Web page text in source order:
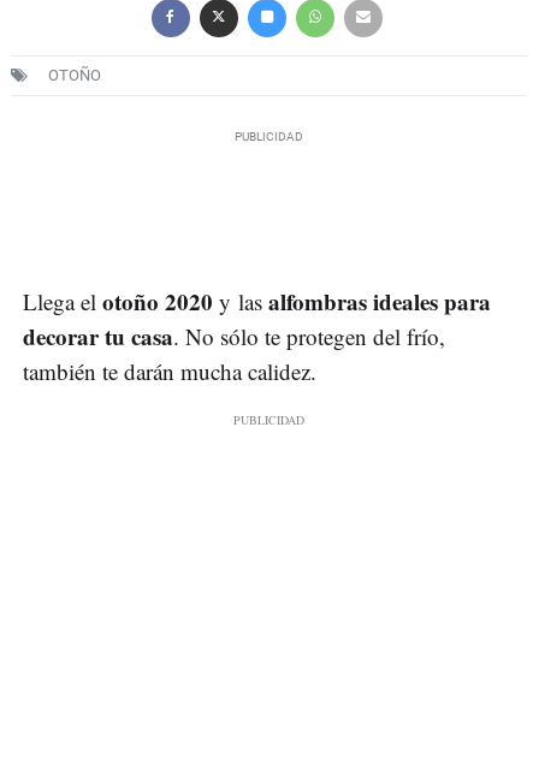
OTOÑO
Llega el otoño 2020 y las alfombras ideales para
decorar tu casa. No sólo te protegen del frío,
también te darán mucha calidez.